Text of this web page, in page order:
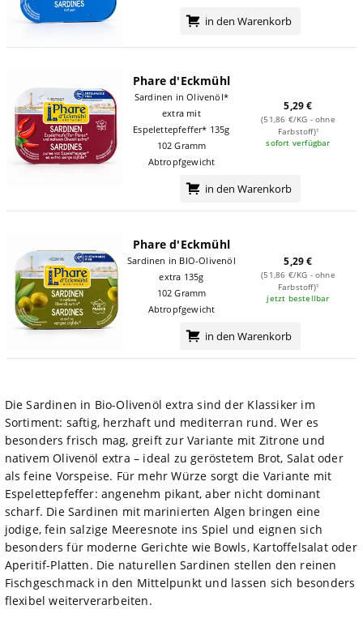
in den Warenkorb
Phare d'Eckmühl
Sardinen in Olivenöl*
extra mit
Espelettepfeffer* 135g
102 Gramm
Abtropfgewicht
5,29 €
(51,86 €/KG - ohne
Farbstoff)¹
sofort verfügbar
in den Warenkorb
Phare d'Eckmühl
Sardinen in BIO-Olivenöl
extra 135g
102 Gramm
Abtropfgewicht
5,29 €
(51,86 €/KG - ohne
Farbstoff)¹
jetzt bestellbar
in den Warenkorb
Die Sardinen in Bio-Olivenöl extra sind der Klassiker im
Sortiment: saftig, herzhaft und mediterran rund. Wer es
besonders frisch mag, greift zur Variante mit Zitrone und
nativem Olivenöl extra – ideal zu geröstetem Brot, Salat oder
als feine Vorspeise. Für mehr Würze sorgt die Variante mit
Espelettepfeffer: angenehm pikant, aber nicht dominant
scharf. Die Sardinen mit marinierten Algen bringen eine
jodige, fein salzige Meeresnote ins Spiel und eignen sich
besonders für moderne Gerichte wie Bowls, Kartoffelsalat oder
Aperitif-Platten. Die naturellen Sardinen stellen den reinen
Fischgeschmack in den Mittelpunkt und lassen sich besonders
flexibel weiterverarbeiten.